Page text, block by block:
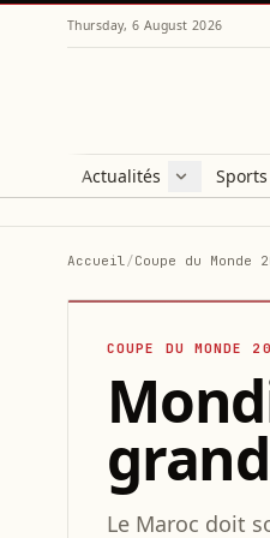
Thursday, 6 August 2026
Actualités
Liban
Sports
Football
Accueil/Coupe du Monde
COUPE DU MONDE
Le Maroc doit